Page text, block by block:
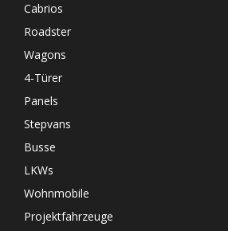
Cabrios
Roadster
Wagons
4-Türer
Panels
Stepvans
Busse
LKWs
Wohnmobile
Projektfahrzeuge